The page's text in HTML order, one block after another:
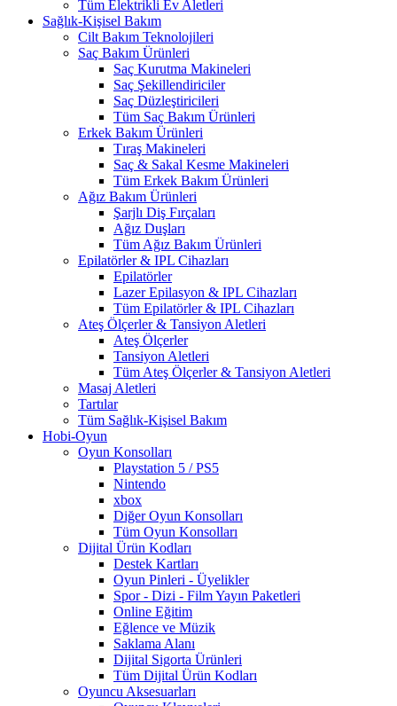
Tüm Elektrikli Ev Aletleri
Sağlık-Kişisel Bakım
Cilt Bakım Teknolojileri
Saç Bakım Ürünleri
Saç Kurutma Makineleri
Saç Şekillendiriciler
Saç Düzleştiricileri
Tüm Saç Bakım Ürünleri
Erkek Bakım Ürünleri
Tıraş Makineleri
Saç & Sakal Kesme Makineleri
Tüm Erkek Bakım Ürünleri
Ağız Bakım Ürünleri
Şarjlı Diş Fırçaları
Ağız Duşları
Tüm Ağız Bakım Ürünleri
Epilatörler & IPL Cihazları
Epilatörler
Lazer Epilasyon & IPL Cihazları
Tüm Epilatörler & IPL Cihazları
Ateş Ölçerler & Tansiyon Aletleri
Ateş Ölçerler
Tansiyon Aletleri
Tüm Ateş Ölçerler & Tansiyon Aletleri
Masaj Aletleri
Tartılar
Tüm Sağlık-Kişisel Bakım
Hobi-Oyun
Oyun Konsolları
Playstation 5 / PS5
Nintendo
xbox
Diğer Oyun Konsolları
Tüm Oyun Konsolları
Dijital Ürün Kodları
Destek Kartları
Oyun Pinleri - Üyelikler
Spor - Dizi - Film Yayın Paketleri
Online Eğitim
Eğlence ve Müzik
Saklama Alanı
Dijital Sigorta Ürünleri
Tüm Dijital Ürün Kodları
Oyuncu Aksesuarları